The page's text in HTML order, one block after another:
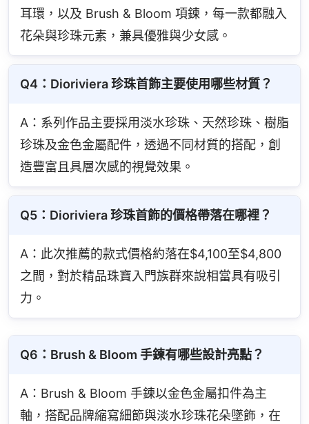
耳環，以及 Brush & Bloom 項鍊，每一款都融入
花朵與珍珠元素，兼具優雅與少女感。
Q4：Dioriviera 珍珠首飾主要使用哪些材質？
A：系列作品主要採用淡水珍珠、天然珍珠、樹脂
珍珠及金色金屬配件，透過不同材質的搭配，創
造豐富且具層次感的視覺效果。
Q5：Dioriviera 珍珠首飾的價格帶落在哪裡？
A：此次推薦的款式價格約落在$4,100至$4,800
之間，對於精品珠寶入門族群來說相當具有吸引
力。
Q6：Brush & Bloom 手鍊有哪些設計亮點？
A：Brush & Bloom 手鍊以金色金屬扣件為主
軸，搭配品牌縮寫細節與淡水珍珠花朵墜飾，在